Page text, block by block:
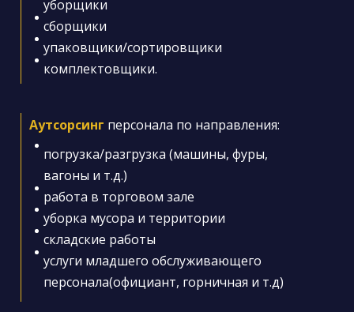
Аутсорсинг персонала по направления:
погрузка/разгрузка (машины, фуры,
вагоны и т.д.)
работа в торговом зале
уборка мусора и территории
складские работы
услуги младшего обслуживающего
персонала(официант, горничная и т.д)
уборщики
сборщики
упаковщики/сортировщики
комплектовщики.